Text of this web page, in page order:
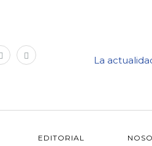
La
EDITORIAL